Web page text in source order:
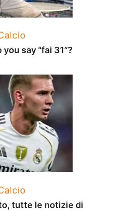
say “fai 31”?
tutte le notizie di